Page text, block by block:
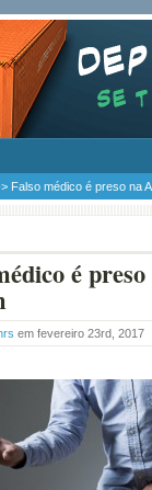
Falso médico é preso na
é
em fevereiro 23rd, 2017